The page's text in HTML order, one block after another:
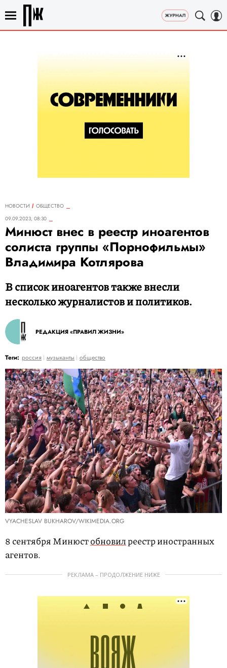
НОВОСТИ
ОБЩЕСТВО
09.09.2023, 08:30
Минюст внес в реестр иноагентов
солиста группы «Порнофильмы»
Владимира Котлярова
В список иноагентов также внесли
несколько журналистов и политиков.
РЕДАКЦИЯ «ПРАВИЛ ЖИЗНИ»
Теги: россия музыканты общество
VYACHESLAV BUKHAROV/WIKIMEDIA.ORG
8 сентября Минюстобновилреестр иностранных
агентов.
РЕКЛАМА – ПРОДОЛЖЕНИЕ НИЖЕ